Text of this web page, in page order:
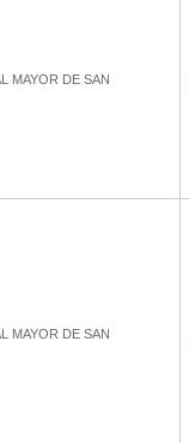
MAYOR DE SAN
MAYOR DE SAN